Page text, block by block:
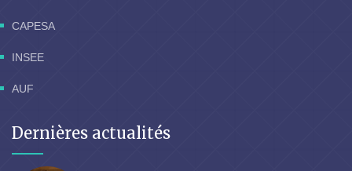
CAPESA
INSEE
AUF
Dernières actualités